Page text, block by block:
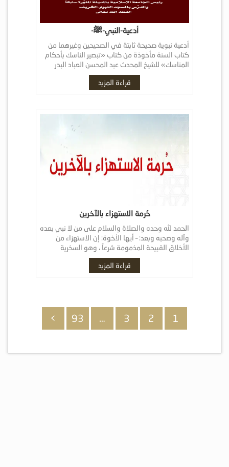
أدعية-النبي-ﷺ-
أدعية نبوية صحيحة ثابتة في الصحيحين وغيرهما من
كتاب السنة مأخوذة من كتاب «تبصير الناسك بأحكام
المناسك» للشيخ المحدث عبد المحسن العباد البدر
المدرس بالمسجد النبوي الشريف.
قراءة المزيد
حُرمة الاستهزاء بالآخرين
الحمد لله وحده والصلاة والسلام على من لا نبي بعده
وآله وصحبه وبعد: – أيها الأخوة: إن الاستهزاء من
الأخلاق القبيحة المذمومة شرعاً ، وهو السخرية
والاستنقاص للآخرين. والاستهزاء نوعان: […]
قراءة المزيد
1
2
3
…
93
>